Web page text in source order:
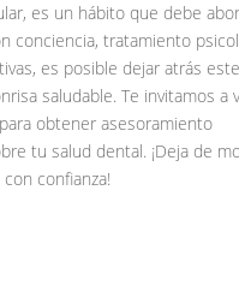
es un hábito que debe
conciencia, tratamiento
es posible dejar atrás
saludable. Te invitamos a
obtener asesoramiento
tu salud dental. ¡Deja de
confianza!